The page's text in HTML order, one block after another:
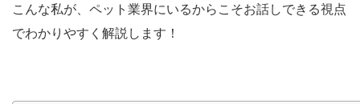
こんな私が、ペット業界にいるからこそお話しできる視点
でわかりやすく解説します！